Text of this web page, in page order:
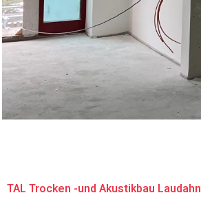
TAL Trocken -und Akustikbau Laudahn